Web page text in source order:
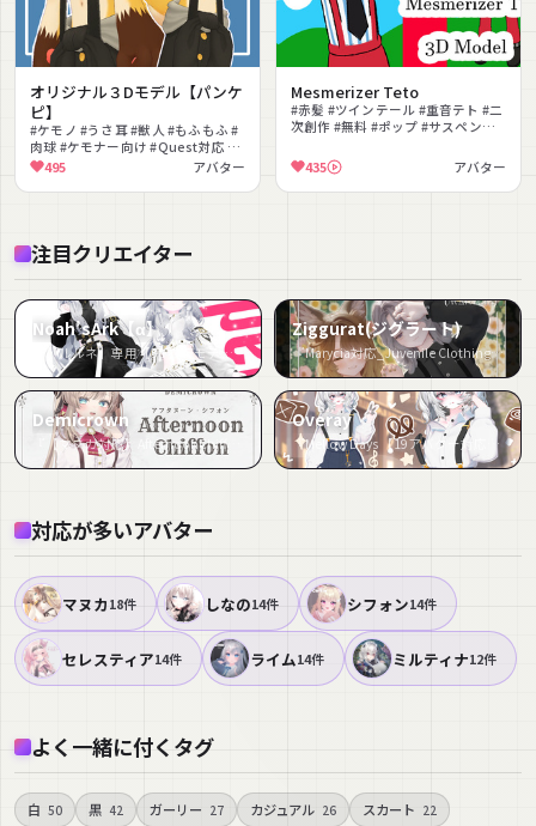
オリジナル３Dモデル【パンケ
ピ】
#ケモノ #うさ耳 #獣人 #もふもふ #
肉球 #ケモナー向け #Quest対応 #
サスペンダー #きつね #ケモ耳
495 アバター
Mesmerizer Teto
#赤髪 #ツインテール #重音テト #二
次創作 #無料 #ポップ #サスペンダ
435 アバター
注目クリエイター
Noah’sArk【α】
『「ルルネ」専用【3D衣装モデル】Loader(ローダー)』など5件
Ziggurat(ジグラート)
『Marycia対応_Juvenile Clothing』など4件
Demicrown
『【マヌカ対応】AfternoonChiffon【VRChat】』など3件
Overay
『Mellow Days 【19アバター対応】』など3件
対応が多いアバター
マヌカ18件 しなの14件 シフォン14件
セレスティア14件 ライム14件 ミルティナ12件
よく一緒に付くタグ
白 50 黒 42 ガーリー 27 カジュアル 26 スカート 22